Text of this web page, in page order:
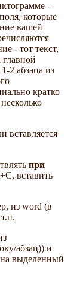
-
которые
вашей
- тот текст,
главной
2 абзаца из
кратко
вставляется
при
вставить
из word (в
абзац)) и
выделенный